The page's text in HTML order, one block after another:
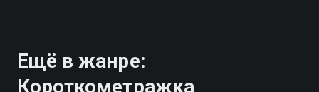
Ещё в жанре:
Короткометражка